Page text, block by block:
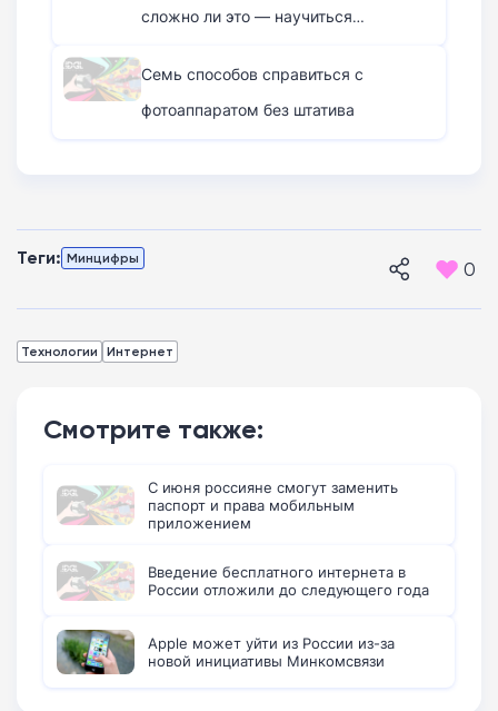
сложно ли это — научиться
Семь способов справиться с
фотоаппаратом без штатива
Теги: Минцифры 0
Технологии Интернет
Смотрите также:
С июня россияне смогут заменить
паспорт и права мобильным
приложением
Введение бесплатного интернета в
России отложили до следующего года
Apple может уйти из России из-за
новой инициативы Минкомсвязи